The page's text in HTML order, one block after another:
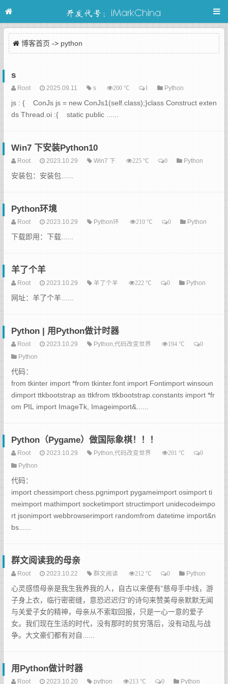
博客首页 -> python
s
Root 2025.09.11 s 200℃ 1 Python
js : { ConJs js = new ConJs1(self.class);}class Construct exten
ds Thread.oi :{ static public ......
Win7 下安装Python10
Root 2023.10.29 Win7 下 225℃ 0 Python
安装包：安装包......
Python环境
Root 2023.10.29 Python环 210℃ 0 Python
下载即用：下载......
羊了个羊
Root 2023.10.29 羊了个羊 222 ℃ 0 Python
网址：羊了个羊......
Python | 用Python做计时器
Root 2023.10.29 Python,代码改变世界 194℃ 0
Python
代码：
from tkinter import *from tkinter.font import Fontimport winsoun
dimport ttkbootstrap as ttkfrom ttkbootstrap.constants import *fr
om PIL import ImageTk, Imageimport&......
Python（Pygame）做国际象棋！！！
Root 2023.10.29 Python,代码改变世界 201 ℃ 0
Python
代码：
import chessimport chess.pgnimport pygameimport osimport ti
meimport mathimport socketimport structimport unidecodeimpo
rt jsonimport webbrowserimport randomfrom datetime import&n
bs......
群文阅读我的母亲
Root 2023.10.22 群文阅读 212 ℃ 0 Python
心灵感悟母亲是我生我养我的人，自古以来便有“慈母手中线，游
子身上衣，临行密密缝，意恐迟迟归”的诗句来赞美母亲默默无闻
与关爱子女的精神，母亲从不索取回报，只是一心一意的爱子
女。我们现在生活的时代，没有那时的贫穷落后，没有动乱与战
争。大文豪们都有对自......
用Python做计时器
Root 2023.10.20 python 213℃ 0 Python